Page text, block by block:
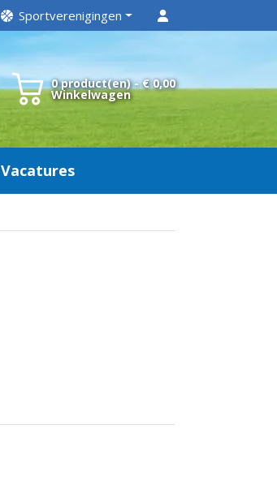
Sportverenigingen
Winkelwagen
0 product(en) - € 0,00
Vacatures